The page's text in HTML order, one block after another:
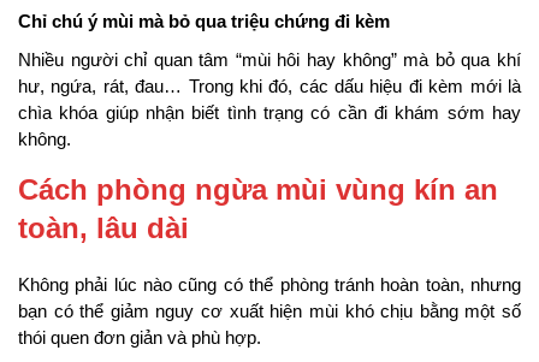
Chỉ chú ý mùi mà bỏ qua triệu chứng đi kèm
Nhiều người chỉ quan tâm “mùi hôi hay không” mà bỏ qua khí
hư, ngứa, rát, đau… Trong khi đó, các dấu hiệu đi kèm mới là
chìa khóa giúp nhận biết tình trạng có cần đi khám sớm hay
không.
Cách phòng ngừa mùi vùng kín an
toàn, lâu dài
Không phải lúc nào cũng có thể phòng tránh hoàn toàn, nhưng
bạn có thể giảm nguy cơ xuất hiện mùi khó chịu bằng một số
thói quen đơn giản và phù hợp.